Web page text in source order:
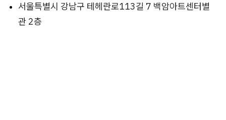
서울특별시 강남구 테헤란로113길 7 백암아트센터별
관 2층